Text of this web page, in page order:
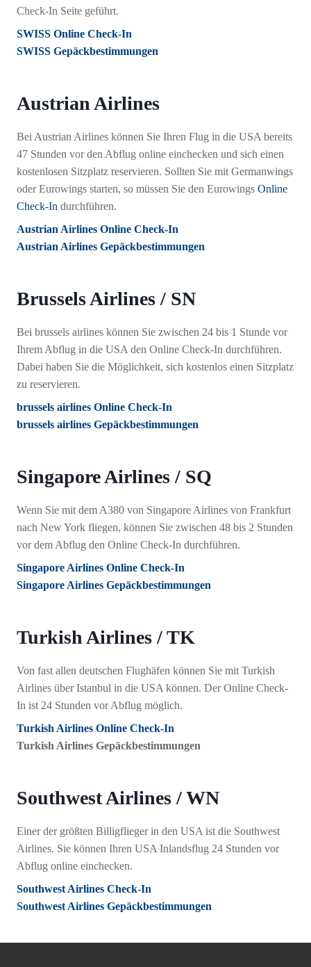
Check-In Seite geführt.
SWISS Online Check-In
SWISS Gepäckbestimmungen
Austrian Airlines
Bei Austrian Airlines können Sie Ihren Flug in die USA bereits
47 Stunden vor den Abflug online einchecken und sich einen
kostenlosen Sitzplatz reservieren. Sollten Sie mit Germanwings
oder Eurowings starten, so müssen Sie den Eurowings Online
Check-In durchführen.
Austrian Airlines Online Check-In
Austrian Airlines Gepäckbestimmungen
Brussels Airlines / SN
Bei brussels airlines können Sie zwischen 24 bis 1 Stunde vor
Ihrem Abflug in die USA den Online Check-In durchführen.
Dabei haben Sie die Möglichkeit, sich kostenlos einen Sitzplatz
zu reservieren.
brussels airlines Online Check-In
brussels airlines Gepäckbestimmungen
Singapore Airlines / SQ
Wenn Sie mit dem A380 von Singapore Airlines von Frankfurt
nach New York fliegen, können Sie zwischen 48 bis 2 Stunden
vor dem Abflug den Online Check-In durchführen.
Singapore Airlines Online Check-In
Singapore Airlines Gepäckbestimmungen
Turkish Airlines / TK
Von fast allen deutschen Flughäfen können Sie mit Turkish
Airlines über Istanbul in die USA können. Der Online Check-
In ist 24 Stunden vor Abflug möglich.
Turkish Airlines Online Check-In
Turkish Airlines Gepäckbestimmungen
Southwest Airlines / WN
Einer der größten Billigflieger in den USA ist die Southwest
Airlines. Sie können Ihren USA Inlandsflug 24 Stunden vor
Abflug online einchecken.
Southwest Airlines Check-In
Southwest Airlines Gepäckbestimmungen